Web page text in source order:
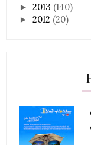
►2013 (140)
►2012 (20)